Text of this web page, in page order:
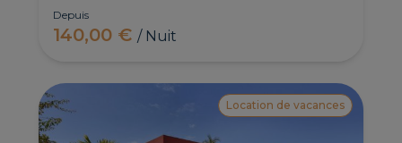
Depuis
140,00 €/ Nuit
Location de vacances